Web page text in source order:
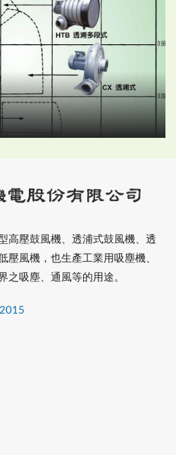
高壓鼓風機、透浦式鼓風機、透
壓風機，也生產工業用吸塵機、
之吸塵、通風等的用途。